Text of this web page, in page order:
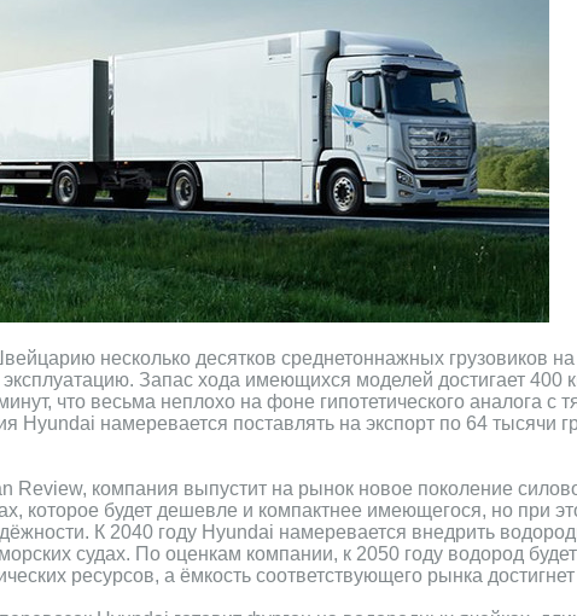
несколько десятков среднетоннажных грузовиков
Запас хода имеющихся моделей достигает 400
что весьма неплохо на фоне гипотетического аналога с
Hyundai намеревается поставлять на экспорт по 64 тысячи
Review, компания выпустит на рынок новое поколение
которое будет дешевле и компактнее имеющегося, но при
К 2040 году Hyundai намеревается внедрить
судах. По оценкам компании, к 2050 году водород
ресурсов, а ёмкость соответствующего рынка